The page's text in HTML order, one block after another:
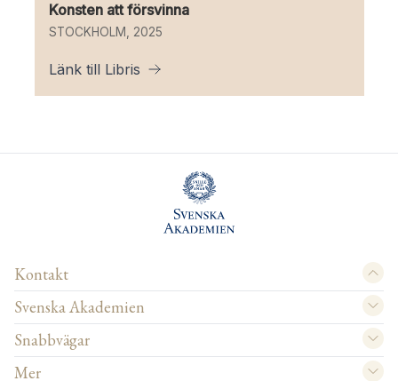
Konsten att försvinna
STOCKHOLM, 2025
Länk till Libris
Kontakt
Svenska Akademien
Snabbvägar
Mer